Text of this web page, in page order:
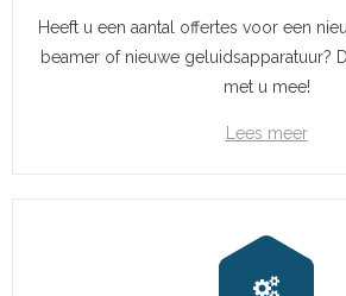
Heeft u een aantal offertes voor een
beamer of nieuwe geluidsapparatuur?
met u mee!
Lees meer